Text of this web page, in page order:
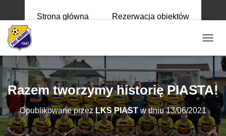
Strona główna Rezerwacja obiektów
R
Z
Ł
Ą
Z
N
A
Razem tworzymy historię PIASTA!
Opublikowane przezLKS PIAST w dniu13/06/2021